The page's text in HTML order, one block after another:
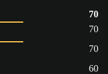
70
70
70
60